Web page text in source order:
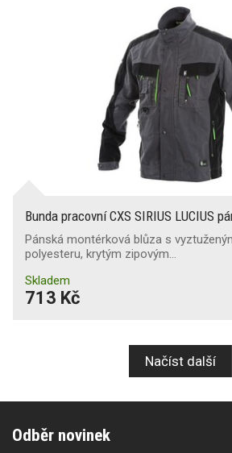
Bunda pracovní CXS SIRIUS LUCIUS
Pánská montérková blůza s
polyesteru, krytým zipovým…
Skladem
713 Kč
Načíst další
Odběr novinek